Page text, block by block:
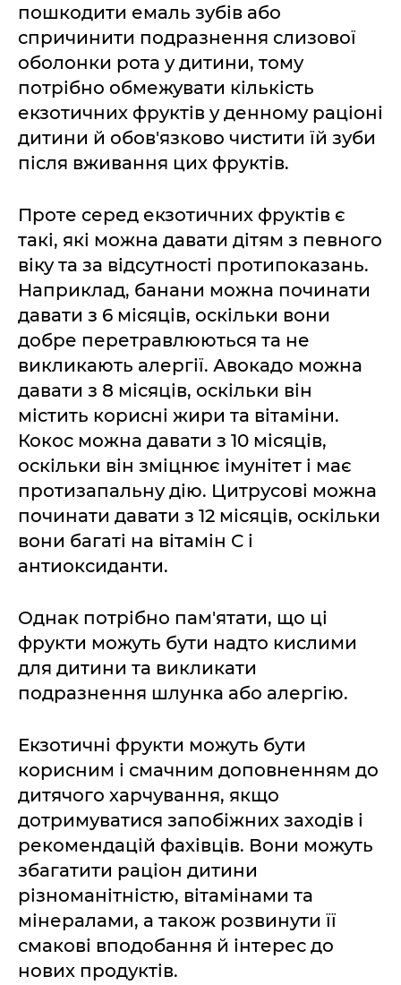
пошкодити емаль зубів або
спричинити подразнення слизової
оболонки рота у дитини, тому
потрібно обмежувати кількість
екзотичних фруктів у денному раціоні
дитини й обов'язково чистити їй зуби
після вживання цих фруктів.
Проте серед екзотичних фруктів є
такі, які можна давати дітям з певного
віку та за відсутності протипоказань.
Наприклад, банани можна починати
давати з 6 місяців, оскільки вони
добре перетравлюються та не
викликають алергії. Авокадо можна
давати з 8 місяців, оскільки він
містить корисні жири та вітаміни.
Кокос можна давати з 10 місяців,
оскільки він зміцнює імунітет і має
протизапальну дію. Цитрусові можна
починати давати з 12 місяців, оскільки
вони багаті на вітамін С і
антиоксиданти.
Однак потрібно пам'ятати, що ці
фрукти можуть бути надто кислими
для дитини та викликати
подразнення шлунка або алергію.
Екзотичні фрукти можуть бути
корисним і смачним доповненням до
дитячого харчування, якщо
дотримуватися запобіжних заходів і
рекомендацій фахівців. Вони можуть
збагатити раціон дитини
різноманітністю, вітамінами та
мінералами, а також розвинути її
смакові вподобання й інтерес до
нових продуктів.